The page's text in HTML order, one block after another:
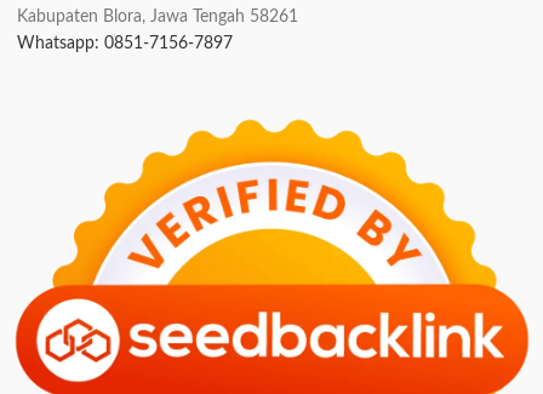
Kabupaten Blora, Jawa Tengah 58261
Whatsapp: 0851-7156-7897